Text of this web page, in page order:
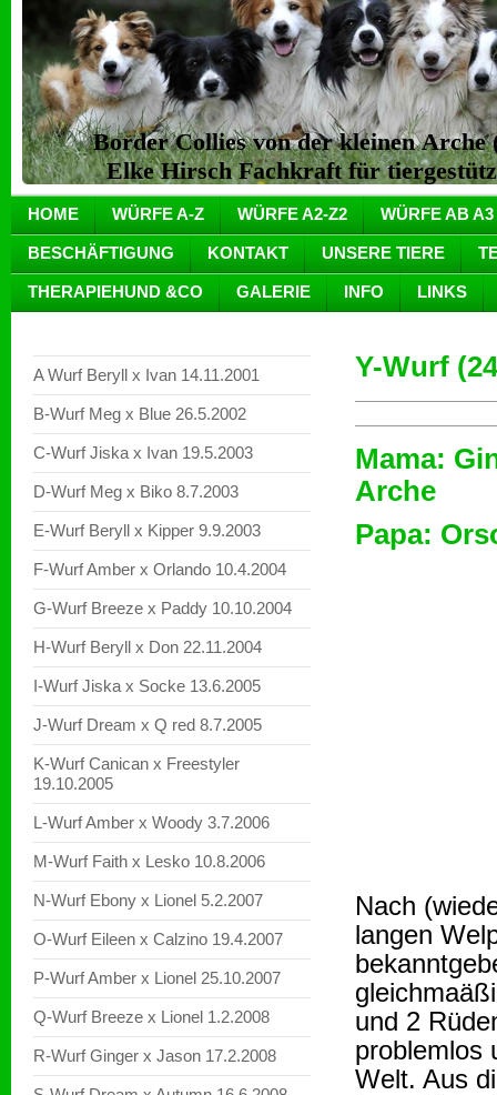
Border Collies von der kleinen
Elke Hirsch Fachkraft für
HOME WÜRFE A-Z WÜRFE A2-Z2 WÜRFE AB A3
BESCHÄFTIGUNG KONTAKT UNSERE TIERE
THERAPIEHUND &CO GALERIE INFO LINKS
A Wurf Beryll x Ivan 14.11.2001
B-Wurf Meg x Blue 26.5.2002
C-Wurf Jiska x Ivan 19.5.2003
D-Wurf Meg x Biko 8.7.2003
E-Wurf Beryll x Kipper 9.9.2003
F-Wurf Amber x Orlando 10.4.2004
G-Wurf Breeze x Paddy 10.10.2004
H-Wurf Beryll x Don 22.11.2004
I-Wurf Jiska x Socke 13.6.2005
J-Wurf Dream x Q red 8.7.2005
K-Wurf Canican x Freestyler
19.10.2005
L-Wurf Amber x Woody 3.7.2006
M-Wurf Faith x Lesko 10.8.2006
N-Wurf Ebony x Lionel 5.2.2007
O-Wurf Eileen x Calzino 19.4.2007
P-Wurf Amber x Lionel 25.10.2007
Q-Wurf Breeze x Lionel 1.2.2008
R-Wurf Ginger x Jason 17.2.2008
Y-Wurf
Mama:
Arche
Papa:
Nach
langen
und 2
problemlos
Welt. Aus